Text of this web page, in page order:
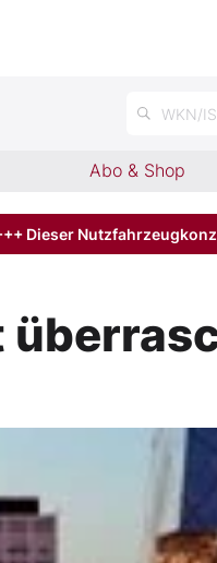
WKN/
Abo & Shop
Dieser